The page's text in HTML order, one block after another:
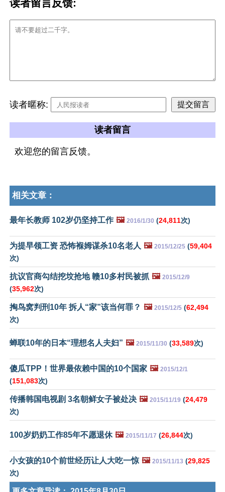
读者留言反馈:
读者暱称:
读者留言
欢迎您的留言反馈。
相关文章：
最年长教师 102岁仍坚持工作 🖼️ 2016/1/30 (24,811次)
为提早领工资 恐怖褓姆谋杀10名老人 🖼️ 2015/12/25 (59,404
次)
抗议官商勾结挖坟抢地 赣10多村民被抓 🖼️ 2015/12/9
(35,962次)
掏鸟窝判刑10年 拆人“家”该当何罪？ 🖼️ 2015/12/5 (62,494
次)
蝉联10年的日本“理想名人夫妇” 🖼️ 2015/11/30 (33,589次)
傻瓜TPP！世界最依赖中国的10个国家 🖼️ 2015/12/1
(151,083次)
传播韩国电视剧 3名朝鲜女子被处决 🖼️ 2015/11/19 (24,479
次)
100岁奶奶工作85年不愿退休 🖼️ 2015/11/17 (26,844次)
小女孩的10个前世经历让人大吃一惊 🖼️ 2015/11/13 (29,825
次)